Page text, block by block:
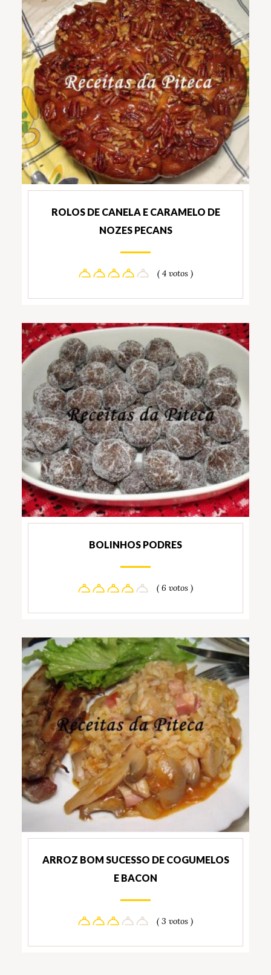
ROLOS DE CANELA E CARAMELO DE
NOZES PECANS
( 4 votos )
BOLINHOS PODRES
( 6 votos )
ARROZ BOM SUCESSO DE COGUMELOS
E BACON
( 3 votos )